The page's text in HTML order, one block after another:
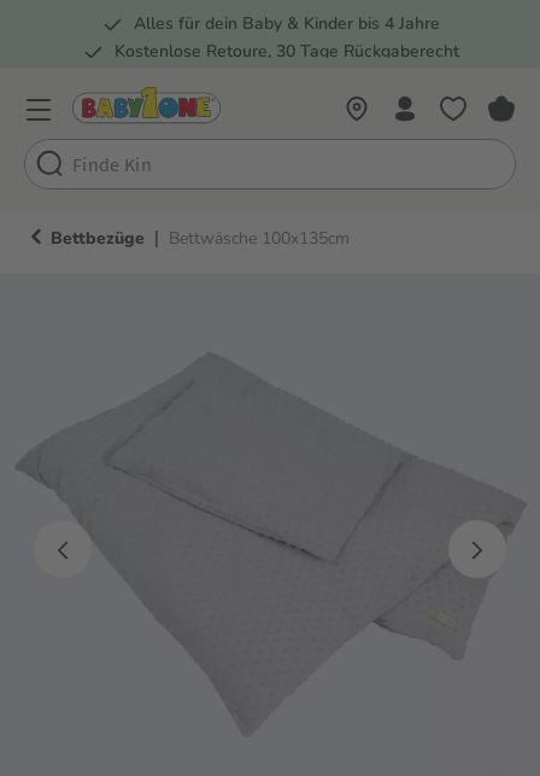
Zur Hauptnavigation springen
Alles für dein Baby & Kinder bis 4 Jahre
Kostenlose Retoure, 30 Tage Rückgaberecht
Bettbezüge | Bettwäsche 100x135cm